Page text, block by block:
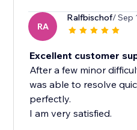
RA
Ralfbischof/ Sep
Excellent customer
After a few minor
was able to resolve
perfectly.
I am very satisfied.